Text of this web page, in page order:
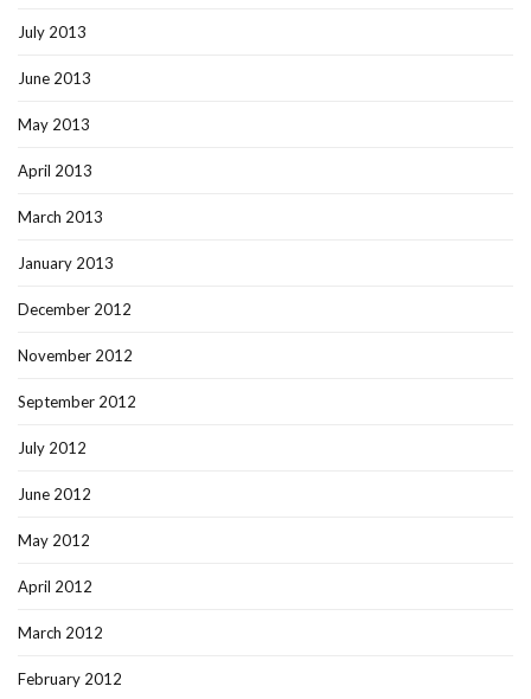
July 2013
June 2013
May 2013
April 2013
March 2013
January 2013
December 2012
November 2012
September 2012
July 2012
June 2012
May 2012
April 2012
March 2012
February 2012